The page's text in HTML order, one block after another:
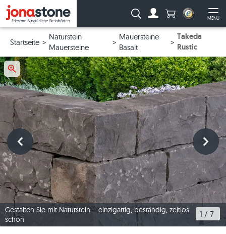
MENU
Suche: Anzahl
Startseite
Naturstein
Mauersteine
Mauersteine
Basalt
Takeda
Rustic
Gestalten Sie mit Naturstein – einzigartig, beständig, zeitlos
schön
1 / 7